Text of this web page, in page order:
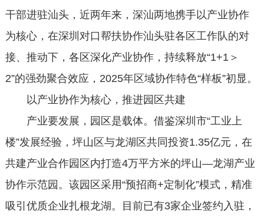
干部进驻汕头，近两年来，深汕两地携手以产业协作
为核心，在深圳对口帮扶协作汕头驻各区工作队的对
接、推动下，各区深化产业协作，持续释放“1+1＞
2”的强劲聚合效应，2025年区域协作特色“样板”初显。
以产业协作为核心，推进园区共建
产业要发展，园区是载体。借鉴深圳市“工业上
楼”发展经验，坪山区与龙湖区共同投资1.35亿元，在
共建产业合作园区内打造4万平方米的坪山—龙湖产业
协作示范园。该园区采用“预招商+定制化”模式，精准
吸引优质企业扎根龙湖。目前已有3家企业签约入驻，